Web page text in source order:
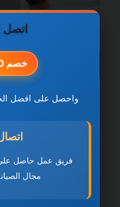
خدمات دبي
المكيفات في
بواسطة
اتصل
خصم 30%
واحصل على افضل
فريق عمل حاصل
مجال